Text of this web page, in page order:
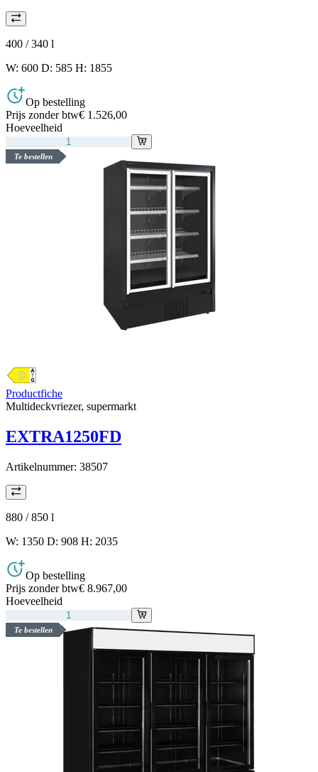
400 / 340 l
W: 600 D: 585 H: 1855
Op bestelling
Prijs zonder btw€ 1.526,00
Hoeveelheid
Te bestellen
Productfiche
Multideckvriezer, supermarkt
EXTRA1250FD
Artikelnummer: 38507
880 / 850 l
W: 1350 D: 908 H: 2035
Op bestelling
Prijs zonder btw€ 8.967,00
Hoeveelheid
Te bestellen